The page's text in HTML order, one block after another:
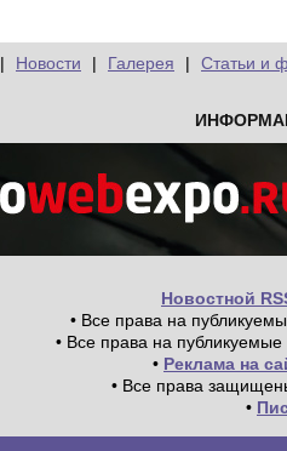
| Новости | Галерея | Статьи и
Новостной
• Все права на
• Все права на
• Реклама на
• Все права
•